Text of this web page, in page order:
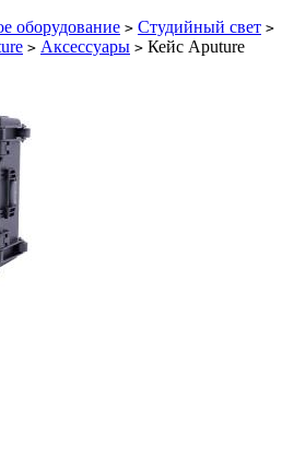
оборудование > Студийный свет >
> Аксессуары > Кейс Aputure